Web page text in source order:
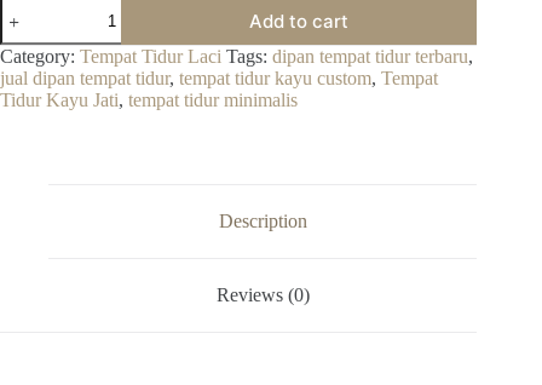
Jual
Tempat
Tidur
Multifungsi
Laci
Blora
Add to cart
Category: Tempat Tidur Laci Tags: dipan tempat tidur terbaru,
jual dipan tempat tidur, tempat tidur kayu custom, Tempat
Tidur Kayu Jati, tempat tidur minimalis
Description
Reviews (0)